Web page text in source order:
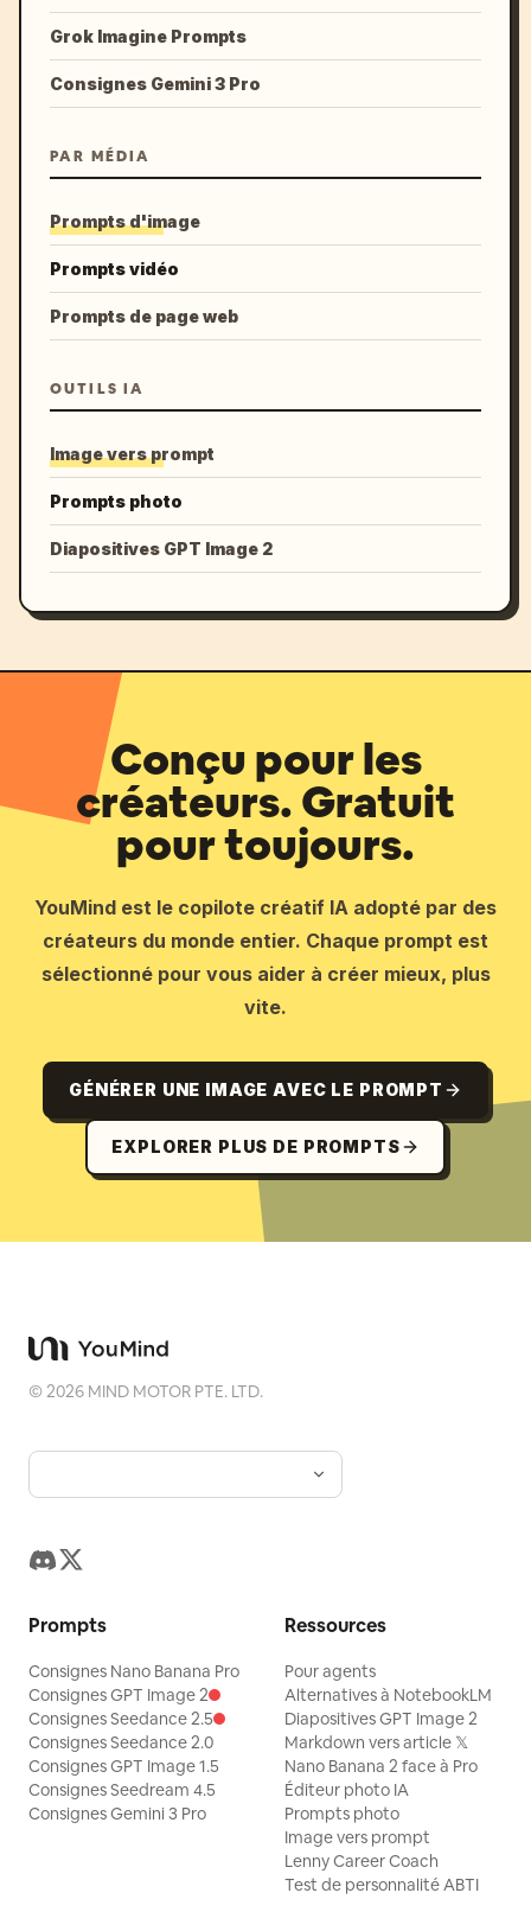
Grok Imagine Prompts
Consignes Gemini 3 Pro
PAR MÉDIA
Prompts d'image
Prompts vidéo
Prompts de page web
OUTILS IA
Image vers prompt
Prompts photo
Diapositives GPT Image 2
Conçu pour les
créateurs. Gratuit
pour toujours.
YouMind est le copilote créatif IA adopté par des
créateurs du monde entier. Chaque prompt est
sélectionné pour vous aider à créer mieux, plus
vite.
GÉNÉRER UNE IMAGE AVEC LE PROMPT
EXPLORER PLUS DE PROMPTS
©2026 MIND MOTOR PTE. LTD.
Prompts
Consignes Nano Banana Pro
Consignes GPT Image 2
Consignes Seedance 2.5
Consignes Seedance 2.0
Consignes GPT Image 1.5
Consignes Seedream 4.5
Consignes Gemini 3 Pro
Ressources
Pour agents
Alternatives à NotebookLM
Diapositives GPT Image 2
Markdown vers article 𝕏
Nano Banana 2 face à Pro
Éditeur photo IA
Prompts photo
Image vers prompt
Lenny Career Coach
Test de personnalité ABTI